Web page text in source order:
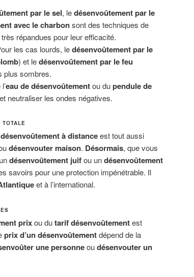
par le sel, ledésenvoûtement par le
avec le charbonsont des techniques de
répandues pour leur efficacité.
les cas lourds, ledésenvoûtement par le
) et ledésenvoûtement par le feu
plus sombres.
eau de désenvoûtementou dupendule de
neutraliser les ondes négatives.
TOTALE
désenvoûtement à distanceest tout aussi
désenvouter maison. Désormais, que vous
désenvoûtement juifou undésenvoûtement
savoirs pour une protection impénétrable. Il
et à l’international.
prixou dutarif désenvoûtementest
prix d’un désenvoûtementdépend de la
une personneoudésenvouter un